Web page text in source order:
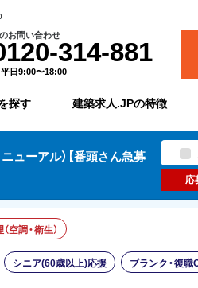
お問い合わせ
314-881
日9:00〜18:00
探す 建築求人.JPの特徴
ューアル）【番頭さん急募
応
空調・衛生）
シニア(60歳以上)応援 ブランク・復職